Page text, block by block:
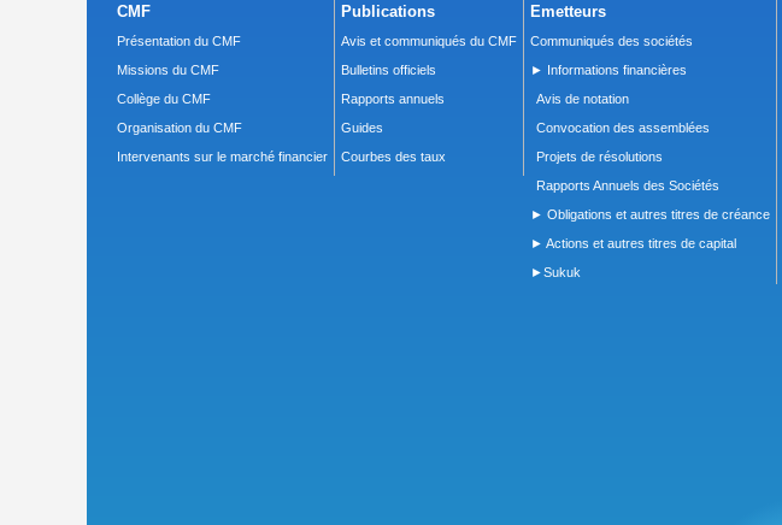
CMF
Présentation du CMF
Missions du CMF
Collège du CMF
Organisation du CMF
Intervenants sur le marché financier
Publications
Avis et communiqués du CMF
Bulletins officiels
Rapports annuels
Guides
Courbes des taux
Emetteurs
Communiqués des sociétés
► Informations financières
Avis de notation
Convocation des assemblées
Projets de résolutions
Rapports Annuels des Sociétés
► Obligations et autres titres de créance
► Actions et autres titres de capital
►Sukuk